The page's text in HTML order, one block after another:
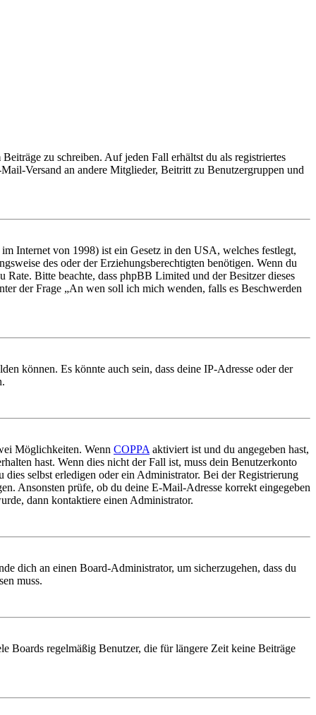
zu schreiben. Auf jeden Fall erhältst du als registriertes
Versand an andere Mitglieder, Beitritt zu Benutzergruppen und
Internet von 1998) ist ein Gesetz in den USA, welches festlegt,
des oder der Erziehungsberechtigten benötigen. Wenn du
Bitte beachte, dass phpBB Limited und der Besitzer dieses
der Frage „An wen soll ich mich wenden, falls es Beschwerden
können. Es könnte auch sein, dass deine IP-Adresse oder der
Möglichkeiten. Wenn COPPA aktiviert ist und du angegeben hast,
hast. Wenn dies nicht der Fall ist, muss dein Benutzerkonto
selbst erledigen oder ein Administrator. Bei der Registrierung
Ansonsten prüfe, ob du deine E-Mail-Adresse korrekt eingegeben
dann kontaktiere einen Administrator.
dich an einen Board-Administrator, um sicherzugehen, dass du
muss.
Boards regelmäßig Benutzer, die für längere Zeit keine Beiträge